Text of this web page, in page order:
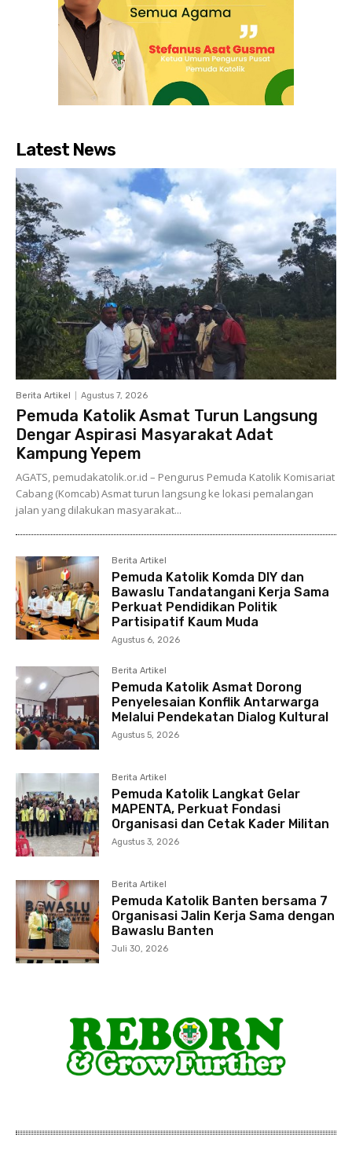
Latest News
Berita Artikel Agustus 7, 2026
Pemuda Katolik Asmat Turun Langsung
Dengar Aspirasi Masyarakat Adat
Kampung Yepem
AGATS, pemudakatolik.or.id – Pengurus Pemuda Katolik Komisariat
Cabang (Komcab) Asmat turun langsung ke lokasi pemalangan
jalan yang dilakukan masyarakat...
Berita Artikel
Pemuda Katolik Komda DIY dan
Bawaslu Tandatangani Kerja Sama
Perkuat Pendidikan Politik
Partisipatif Kaum Muda
Agustus 6, 2026
Berita Artikel
Pemuda Katolik Asmat Dorong
Penyelesaian Konflik Antarwarga
Melalui Pendekatan Dialog Kultural
Agustus 5, 2026
Berita Artikel
Pemuda Katolik Langkat Gelar
MAPENTA, Perkuat Fondasi
Organisasi dan Cetak Kader Militan
Agustus 3, 2026
Berita Artikel
Pemuda Katolik Banten bersama 7
Organisasi Jalin Kerja Sama dengan
Bawaslu Banten
Juli 30, 2026